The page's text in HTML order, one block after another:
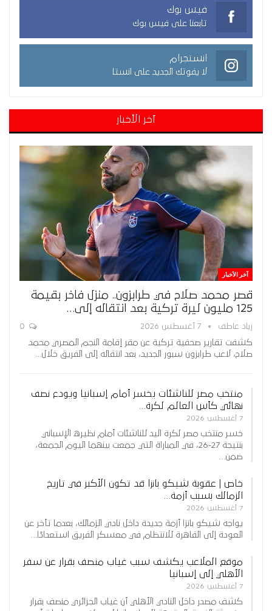
فيس بوك
تابعنا على فيس بوك
انستجرام
لا يفوتك الجديد على انستا
آخر الأخبار
آخر الأخبار
قصر محمد صلاح في طرابزون.. منزل فاخر بقيمة
125 مليون ليرة تركية بعد انتقاله إلى…
زياد عاطف 7 أغسطس 2026
كشفت تقارير صحفية تركية عن مقر إقامة النجم المصري محمد
صلاح، لاعب طرابزون سبور الجديد، بعد انتقاله إلى الفريق خلال…
منتخب مصر للناشئات يخسر أمام إسبانيا ويودع نصف
نهائي كأس العالم لكرة…
7 أغسطس 2026
خسر منتخب مصر لكرة اليد للناشئات أمام نظيره الإسباني
بنتيجة 27-26، في المباراة التي جمعت بينهما اليوم الجمعة،
ضمن…
خاص | عقوبة شيكو بانزا قد تكون الأكبر في تاريخ
الزمالك بسبب أزمة…
7 أغسطس 2026
يواجه شيكو بانزا أزمة جديدة داخل نادي الزمالك، بعدما تأخر عن
العودة إلى القاهرة للانتظام في معسكر الفريق استعدادًا…
موقع الملاعب يكشف سبب غياب منصف بقرار عن سفر
الأهلي إلى إسبانيا
7 أغسطس 2026
كشف مصدر داخل النادي الأهلي أن غياب الجزائري منصف بقرار